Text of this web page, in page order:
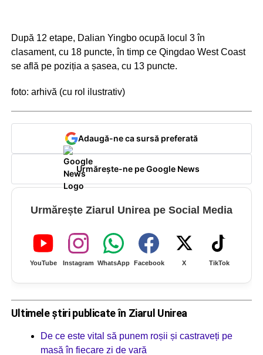
După 12 etape, Dalian Yingbo ocupă locul 3 în
clasament, cu 18 puncte, în timp ce Qingdao West Coast
se află pe poziția a șasea, cu 13 puncte.
foto: arhivă (cu rol ilustrativ)
Adaugă-ne ca sursă preferată
Urmărește-ne pe Google News
Urmărește Ziarul Unirea pe Social Media
YouTube Instagram WhatsApp Facebook X TikTok
Ultimele știri publicate în Ziarul Unirea
De ce este vital să punem roșii și castraveți pe
masă în fiecare zi de vară